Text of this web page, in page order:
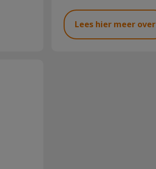
Lees hier meer over